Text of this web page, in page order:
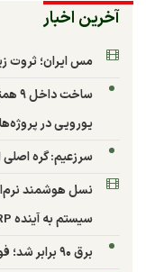
آخرین اخبار
مس ایران؛ ثروت
یورویی در
سرزعیم: گره
نسل هوشمند
سیستم به آینده ERP
برق ۹۰ برابر شد؛ فولاد مبارکه رکورد ۳۳ ساله اسلب را شکست